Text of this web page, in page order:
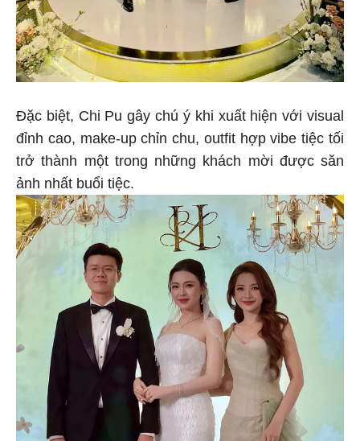
Đặc biệt, Chi Pu gây chú ý khi xuất hiện với visual
đỉnh cao, make-up chỉn chu, outfit hợp vibe tiệc tối
trở thành một trong những khách mời được săn
ảnh nhất buổi tiệc.